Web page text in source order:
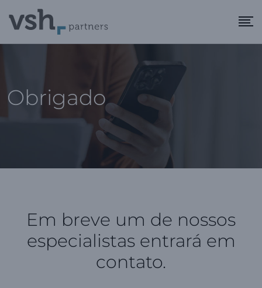
Obrigado
Em breve um de nossos
especialistas entrará em
contato.